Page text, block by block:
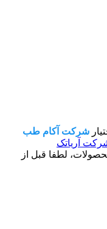
شرکت آکام طب
آریاتک
لطفا قبل از